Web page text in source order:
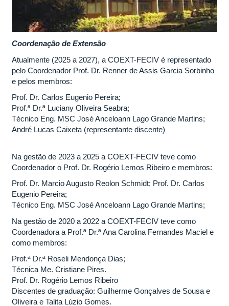
Coordenação de Extensão
Atualmente (2025 a 2027), a COEXT-FECIV é representado
pelo Coordenador Prof. Dr. Renner de Assis Garcia Sorbinho
e pelos membros:
Prof. Dr. Carlos Eugenio Pereira;
Prof.ª Dr.ª Luciany Oliveira Seabra;
Técnico Eng. MSC José Anceloann Lago Grande Martins;
André Lucas Caixeta (representante discente)
Na gestão de 2023 a 2025 a COEXT-FECIV teve como
Coordenador o Prof. Dr. Rogério Lemos Ribeiro e membros:
Prof. Dr. Marcio Augusto Reolon Schmidt; Prof. Dr. Carlos
Eugenio Pereira;
Técnico Eng. MSC José Anceloann Lago Grande Martins;
Na gestão de 2020 a 2022 a COEXT-FECIV teve como
Coordenadora a Prof.ª Dr.ª Ana Carolina Fernandes Maciel e
como membros:
Prof.ª Dr.ª Roseli Mendonça Dias;
Técnica Me. Cristiane Pires.
Prof. Dr. Rogério Lemos Ribeiro
Discentes de graduação: Guilherme Gonçalves de Sousa e
Oliveira e Talita Lúzio Gomes.